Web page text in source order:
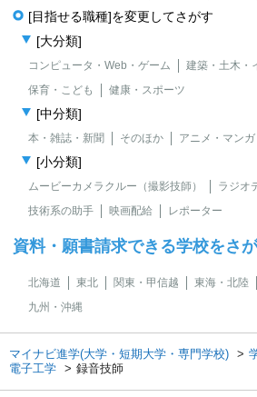
[目指せる職種]を変更してさがす
[大分類]
コンピュータ・Web・ゲーム 建築・土木・
保育・こども
健康・スポーツ
[中分類]
本・雑誌・新聞 そのほか アニメ・マンガ
[小分類]
ムービーカメラクルー（撮影技師）
ラジオ
技術系の助手
映画配給 レポーター
資料・願書請求できる学校をさ
北海道 東北 関東・甲信越 東海・北陸
九州・沖縄
マイナビ進学(大学・短期大学・専門学校)
電子工学
録音技師